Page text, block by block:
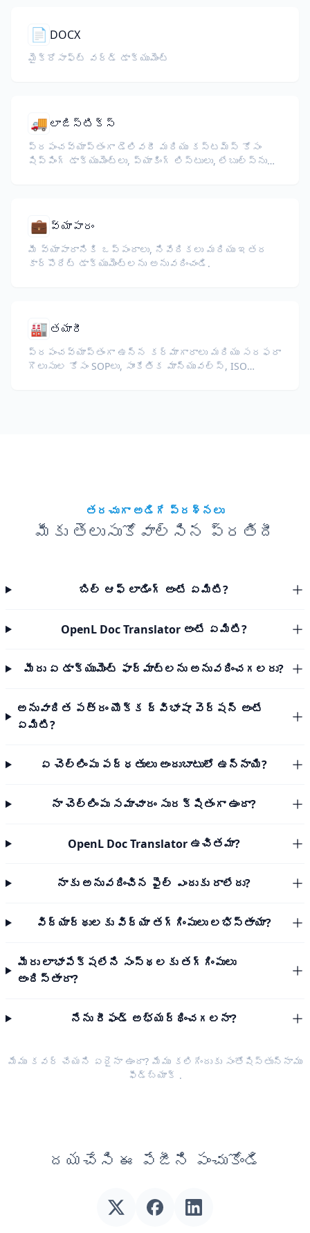
📄 DOCX
మైక్రోసాఫ్ట్ వర్డ్ డాక్యుమెంట్
🚚 లాజిస్టిక్స్
ప్రపంచవ్యాప్తంగా డెలివరీ మరియు కస్టమ్స్ కోసం
షిప్పింగ్ డాక్యుమెంట్లు, ప్యాకింగ్ లిస్టులు, లేబుల్స్‌ను
💼 వ్యాపారం
మీ వ్యాపారానికి ఒప్పందాలు, నివేదికలు మరియు ఇతర
కార్పొరేట్ డాక్యుమెంట్లను అనువదించండి.
🏭 తయారీ
ప్రపంచవ్యాప్తంగా ఉన్న కర్మాగారాలు మరియు సరఫరా
గొలుసుల కోసం SOPలు, సాంకేతిక మాన్యువల్స్, ISO
తరచుగా అడిగే ప్రశ్నలు
మీకు తెలుసుకోవాల్సిన ప్రతిదీ
బిల్ ఆఫ్ లాడింగ్ అంటే ఏమిటి?
OpenL Doc Translator అంటే ఏమిటి?
మీరు ఏ డాక్యుమెంట్ ఫార్మాట్‌లను అనువదించగలరు?
అనువాదిత పత్రం యొక్క ద్విభాషా వెర్షన్ అంటే
ఏమిటి?
ఏ చెల్లింపు పద్ధతులు అందుబాటులో ఉన్నాయి?
నా చెల్లింపు సమాచారం సురక్షితంగా ఉందా?
OpenL Doc Translator ఉచితమా?
నాకు అనువదించిన ఫైల్ ఎందుకు రాలేదు?
విద్యార్థులకు విద్యా తగ్గింపులు లభిస్తాయా?
మీరు లాభాపేక్షలేని సంస్థలకు తగ్గింపులు
అందిస్తారా?
నేను రీఫండ్ అభ్యర్థించగలనా?
మేము కవర్ చేయని ఏదైనా ఉందా? మేము కలిగేందుకు సంతోషిస్తున్నాము
ఫీడ్‌బ్యాక్ .
దయచేసి ఈ పేజీని పంచుకోండి